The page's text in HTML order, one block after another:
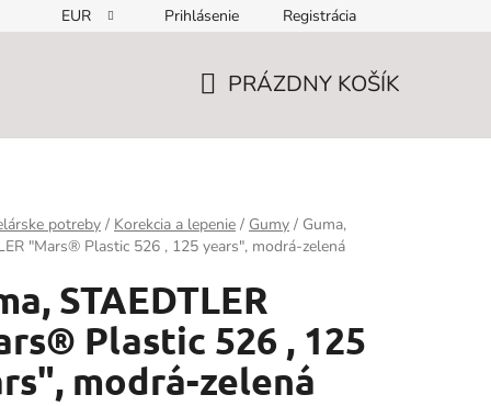
EUR Prihlásenie Registrácia
PRÁZDNY KOŠÍK
potreby / Korekcia a lepenie / Gumy / Guma,
"Mars® Plastic 526 , 125 years", modrá-zelená
STAEDTLER
Plastic 526 , 125
modrá-zelená